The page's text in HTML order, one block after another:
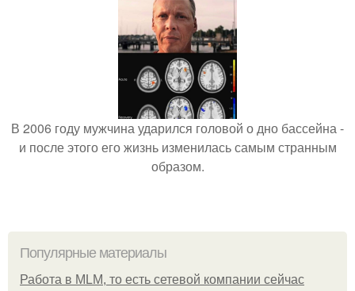
В 2006 году мужчина ударился головой о дно бассейна -
и после этого его жизнь изменилась самым странным
образом.
Популярные материалы
Работа в MLM, то есть сетевой компании сейчас